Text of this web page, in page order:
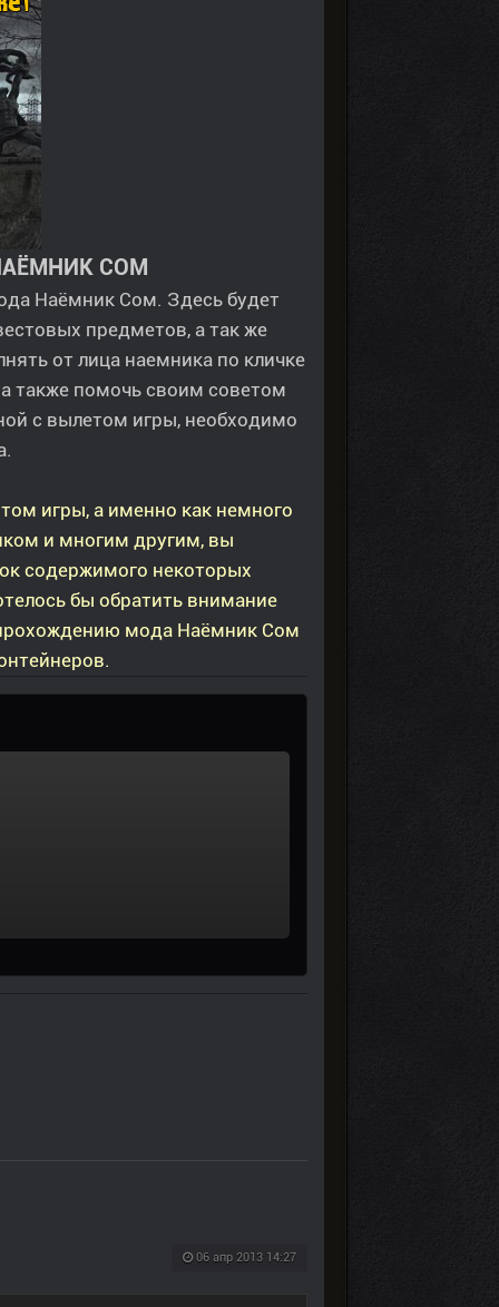
СОМ
Наёмник Сом. Здесь будет
предметов, а так же
от лица наемника по кличке
также помочь своим советом
с вылетом игры, необходимо
игры, а именно как немного
и многим другим, вы
содержимого некоторых
бы обратить внимание
мода Наёмник Сом
06 апр 2013 14:27